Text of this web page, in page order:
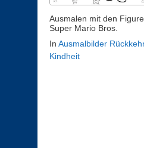
Ausmalen mit den
Super Mario Bros.
In Ausmalbilder
Kindheit